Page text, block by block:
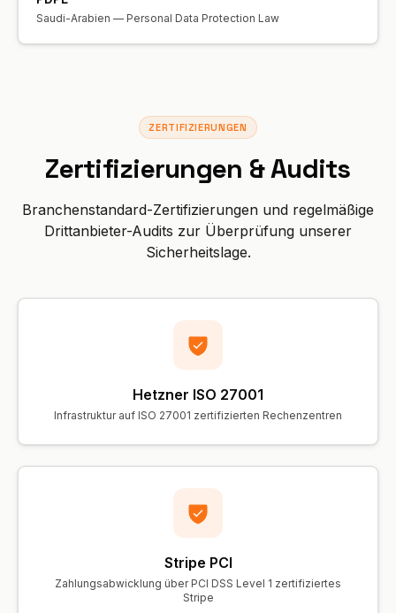
Saudi-Arabien — Personal Data Protection Law
ZERTIFIZIERUNGEN
Zertifizierungen & Audits
Branchenstandard-Zertifizierungen und regelmäßige
Drittanbieter-Audits zur Überprüfung unserer
Sicherheitslage.
Hetzner ISO 27001
Infrastruktur auf ISO 27001 zertifizierten Rechenzentren
Stripe PCI
Zahlungsabwicklung über PCI DSS Level 1 zertifiziertes
Stripe